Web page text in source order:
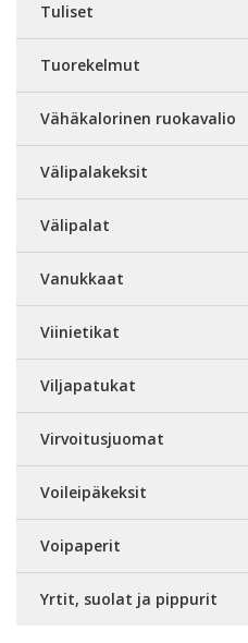
Tuliset
Tuorekelmut
Vähäkalorinen ruokavalio
Välipalakeksit
Välipalat
Vanukkaat
Viinietikat
Viljapatukat
Virvoitusjuomat
Voileipäkeksit
Voipaperit
Yrtit, suolat ja pippurit